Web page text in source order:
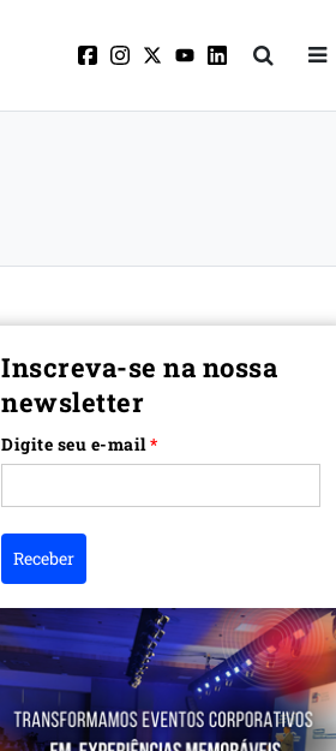
Inscreva-se na nossa
newsletter
Digite seu e-mail*
Receber